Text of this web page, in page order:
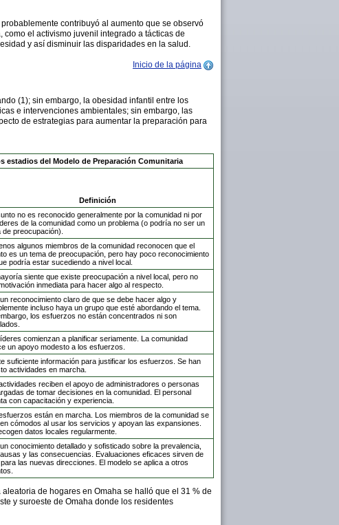
contribuyó al aumento que se observó
el activismo juvenil integrado a tácticas de
y así disminuir las disparidades en la salud.
Inicio de la página
(1); sin embargo, la obesidad infantil entre los
e intervenciones ambientales; sin embargo, las
de estrategias para aumentar la preparación para
estadios del Modelo de Preparación Comunitaria
Definición
no es reconocido generalmente por la comunidad ni por
de la comunidad como un problema (o podría no ser un
de preocupación).
algunos miembros de la comunidad reconocen que el
es un tema de preocupación, pero hay poco reconocimiento
podría estar sucediendo a nivel local.
siente que existe preocupación a nivel local, pero no
inmediata para hacer algo al respecto.
reconocimiento claro de que se debe hacer algo y
incluso haya un grupo que esté abordando el tema.
los esfuerzos no están concentrados ni son
comienzan a planificar seriamente. La comunidad
un apoyo modesto a los esfuerzos.
suficiente información para justificar los esfuerzos. Se han
actividades en marcha.
reciben el apoyo de administradores o personas
de tomar decisiones en la comunidad. El personal
con capacitación y experiencia.
están en marcha. Los miembros de la comunidad se
cómodos al usar los servicios y apoyan las expansiones.
datos locales regularmente.
conocimiento detallado y sofisticado sobre la prevalencia,
y las consecuencias. Evaluaciones eficaces sirven de
las nuevas direcciones. El modelo se aplica a otros
de hogares en Omaha se halló que el 31 % de
y suroeste de Omaha donde los residentes